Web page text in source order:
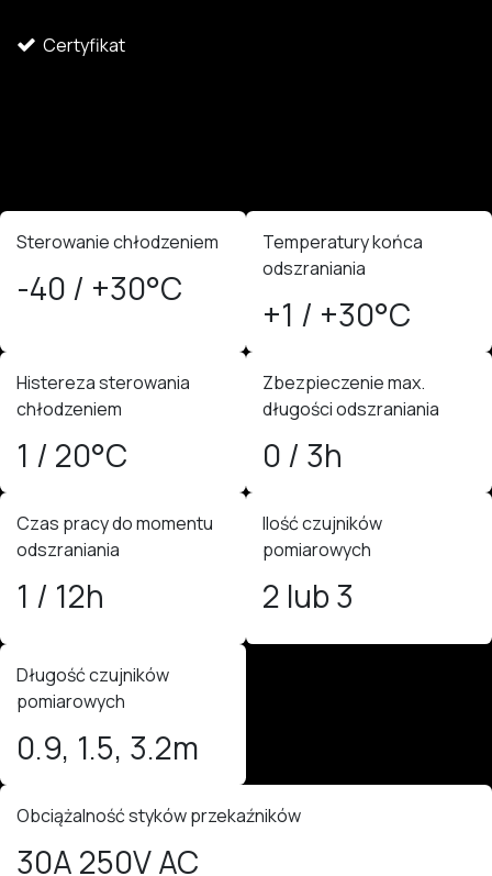
Certyfikat
Sterowanie chłodzeniem
-40 / +30°C
Temperatury końca
odszraniania
+1 / +30°C
Histereza sterowania
chłodzeniem
1 / 20°C
Zbezpieczenie max.
długości odszraniania
0 / 3h
Czas pracy do momentu
odszraniania
1 / 12h
Ilość czujników
pomiarowych
2 lub 3
Długość czujników
pomiarowych
0.9, 1.5, 3.2m
Obciążalność styków przekaźników
30A 250V AC